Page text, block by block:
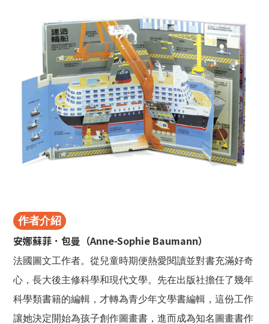
作者介紹
安娜蘇菲．包曼（Anne-Sophie Baumann）
法國圖文工作者。從兒童時期便熱愛閱讀並對書充滿好奇
心，長大後主修科學和現代文學。先在出版社擔任了幾年
科學類書籍的編輯，才轉為青少年文學書編輯，這份工作
讓她決定開始為孩子創作圖畫書，進而成為知名圖畫書作